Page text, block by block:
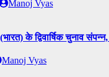
Manoj Vyas
के द्विवार्षिक चुनाव
Manoj Vyas